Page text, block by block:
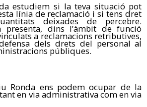
estudiem si la teva situació pot
línia de reclamació i si tens dret
deixades de percebre.
presenta, dins l’àmbit de funció
a reclamacions retributives,
dels drets del personal al
públiques.
Ronda ens podem ocupar de la
en via administrativa com en via